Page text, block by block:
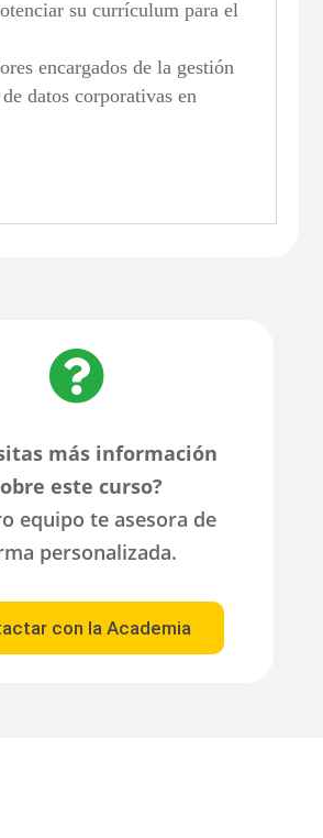
su currículum para el
encargados de la gestión
de datos corporativas en

más información
este curso?
equipo te asesora de
personalizada.
con la Academia